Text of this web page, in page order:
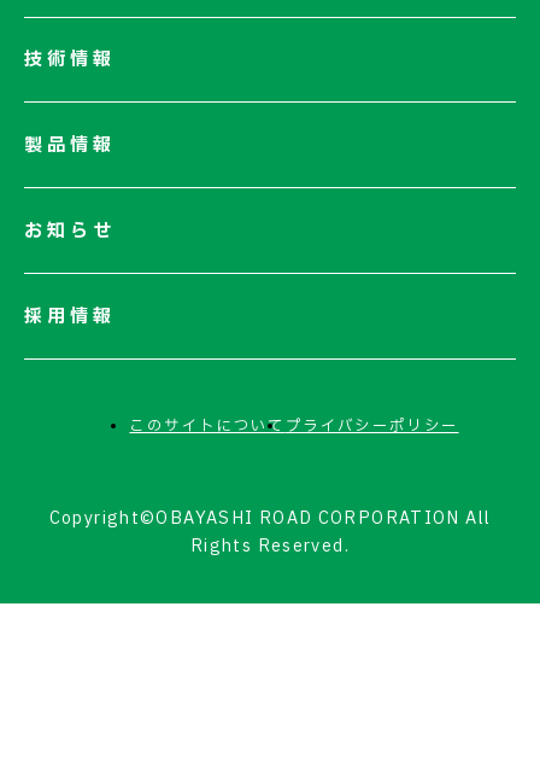
ネットワーク
技術情報
製品情報
お知らせ
採用情報
このサイトについてプライバシーポリシー
Copyright©OBAYASHI ROAD CORPORATION All
Rights Reserved.